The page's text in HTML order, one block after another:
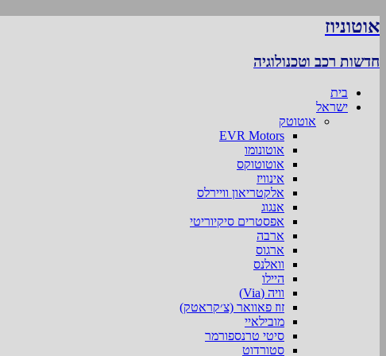
אוטוניוז
חדשות רכב וטכנולוגיה
בית
ישראל
אוטוטק
EVR Motors
אוטונומו
אוטוטוקס
אינוויז
אלקטריאון וויירלס
אנגוג
אפסטרים סיקיוריטי
ארבה
ארגוס
וואלנס
היילו
וויה (Via)
זוז פאוואר (צ׳קראטק)
מובילאיי
סיטי טרנספורמר
סטורדוט